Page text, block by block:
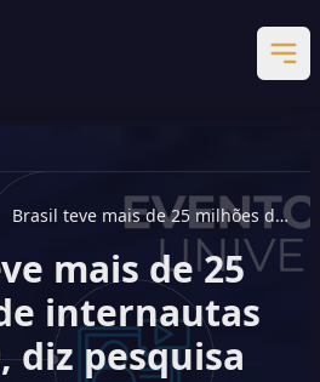
Brasil teve mais de 25 milhões de
internautas em 2009, diz pesquisa
mais de 25
internautas
diz pesquisa